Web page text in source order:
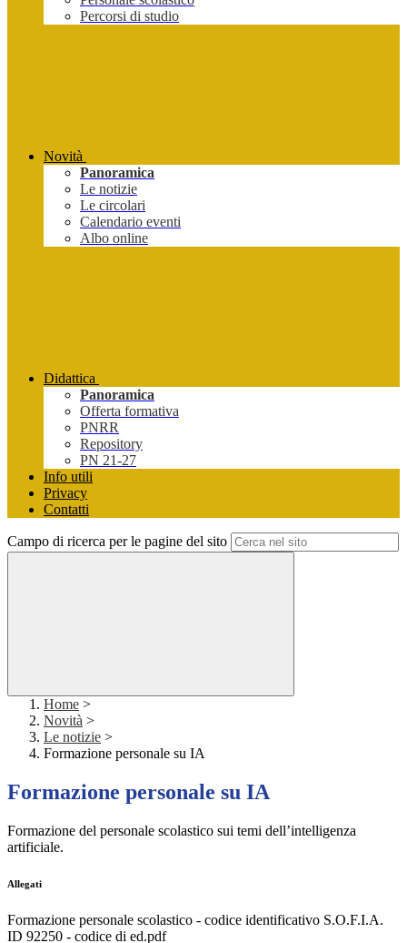
Percorsi di studio
Novità
Panoramica
Le notizie
Le circolari
Calendario eventi
Albo online
Didattica
Panoramica
Offerta formativa
PNRR
Repository
PN 21-27
Info utili
Privacy
Contatti
Campo di ricerca per le pagine del sito
Home >
Novità >
Le notizie >
Formazione personale su IA
Formazione personale su IA
Formazione del personale scolastico sui temi dell’intelligenza
artificiale.
Allegati
Formazione personale scolastico - codice identificativo S.O.F.I.A.
ID 92250 - codice di ed.pdf